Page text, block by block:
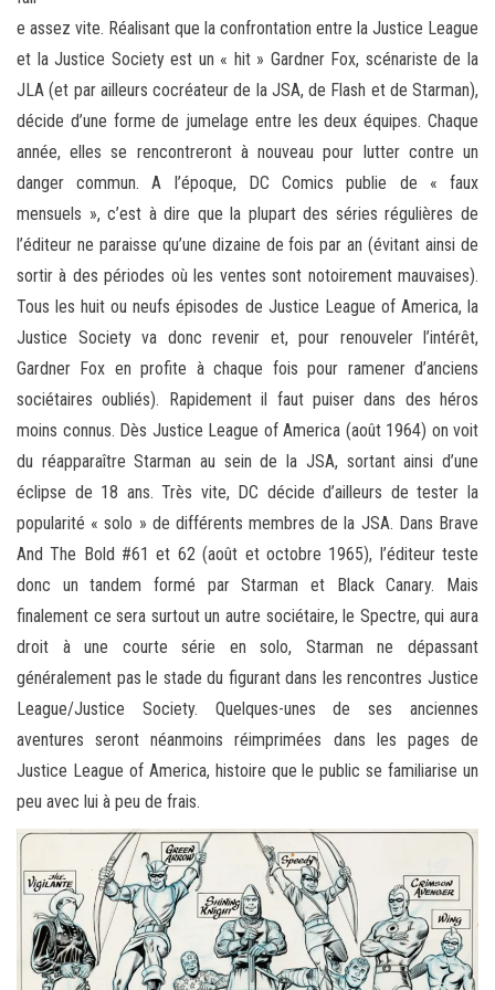
e assez vite. Réalisant que la confrontation entre la Justice League
et la Justice Society est un « hit » Gardner Fox, scénariste de la
JLA (et par ailleurs cocréateur de la JSA, de Flash et de Starman),
décide d’une forme de jumelage entre les deux équipes. Chaque
année, elles se rencontreront à nouveau pour lutter contre un
danger commun. A l’époque, DC Comics publie de « faux
mensuels », c’est à dire que la plupart des séries régulières de
l’éditeur ne paraisse qu’une dizaine de fois par an (évitant ainsi de
sortir à des périodes où les ventes sont notoirement mauvaises).
Tous les huit ou neufs épisodes de Justice League of America, la
Justice Society va donc revenir et, pour renouveler l’intérêt,
Gardner Fox en profite à chaque fois pour ramener d’anciens
sociétaires oubliés). Rapidement il faut puiser dans des héros
moins connus. Dès Justice League of America (août 1964) on voit
du réapparaître Starman au sein de la JSA, sortant ainsi d’une
éclipse de 18 ans. Très vite, DC décide d’ailleurs de tester la
popularité « solo » de différents membres de la JSA. Dans Brave
And The Bold #61 et 62 (août et octobre 1965), l’éditeur teste
donc un tandem formé par Starman et Black Canary. Mais
finalement ce sera surtout un autre sociétaire, le Spectre, qui aura
droit à une courte série en solo, Starman ne dépassant
généralement pas le stade du figurant dans les rencontres Justice
League/Justice Society. Quelques-unes de ses anciennes
aventures seront néanmoins réimprimées dans les pages de
Justice League of America, histoire que le public se familiarise un
peu avec lui à peu de frais.